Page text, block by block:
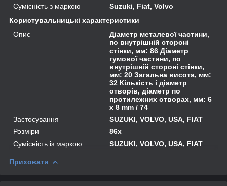
Сумісність з маркою
Suzuki, Fiat, Volvo
Користувальницькі характеристики
Опис
Діаметр металевої частини,
по внутрішній стороні
стінки, мм: 86 Діаметр
гумової частини, по
внутрішній стороні стінки,
мм: 20 Загальна висота, мм:
32 Кількість і діаметр
отворів, діаметр по
протилежних отворах, мм: 6
x 8 mm / 74
Застосування
SUZUKI, VOLVO, USA, FIAT
Розміри
86x
Сумісність із маркою
SUZUKI, VOLVO, USA, FIAT
Приховати